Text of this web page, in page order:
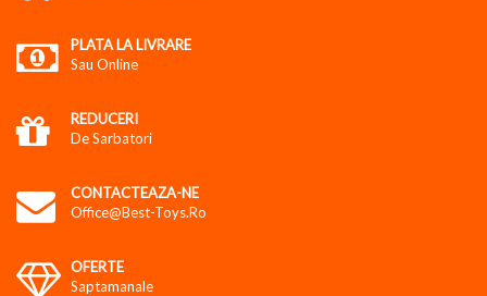
PLATA LA LIVRARE
Sau Online
REDUCERI
De Sarbatori
CONTACTEAZA-NE
Office@best-Toys.ro
OFERTE
Saptamanale